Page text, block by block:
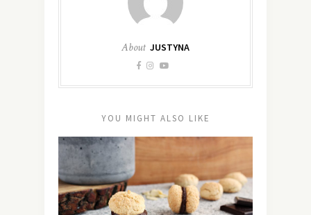
About JUSTYNA
YOU MIGHT ALSO LIKE